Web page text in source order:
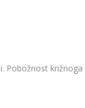
Pobožnost